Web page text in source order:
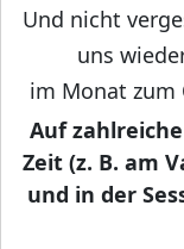
Und nicht
uns
im Monat zum
Auf
Zeit (z. B. am
und in der